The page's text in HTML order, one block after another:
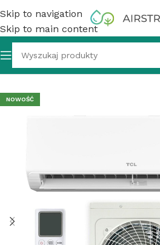
Skip to navigation
Skip to main content
TCL BreezeIN 1.0 TAC-
NOWOŚĆ